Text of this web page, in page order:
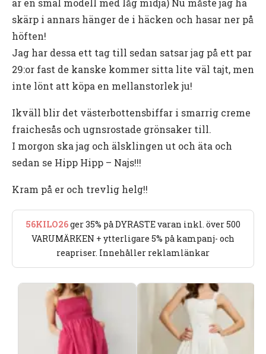
skärp i annars hänger de i häcken och hasar ner på
höften!
Jag har dessa ett tag till sedan satsar jag på ett par
29:or fast de kanske kommer sitta lite väl tajt, men
inte lönt att köpa en mellanstorlek ju!
Ikväll blir det västerbottensbiffar i smarrig creme
fraichesås och ugnsrostade grönsaker till.
I morgon ska jag och älsklingen ut och äta och
sedan se Hipp Hipp – Najs!!!
Kram på er och trevlig helg!!
56KILO26ger 35% på DYRASTE varan inkl. över 500
VARUMÄRKEN + ytterligare 5% på kampanj- och
reapriser. Innehåller reklamlänkar